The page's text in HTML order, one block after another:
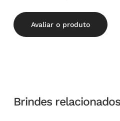
Avaliar o produto
Brindes relacionados